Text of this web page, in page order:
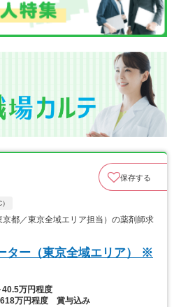
保存する
都／東京全域エリア担当）の薬剤師求
ター（東京全域エリア） ※
40.5万円程度
618万円程度 賞与込み